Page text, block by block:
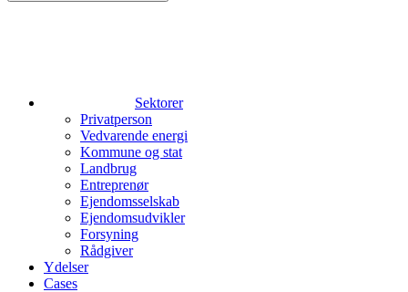
Sektorer
Privatperson
Vedvarende energi
Kommune og stat
Landbrug
Entreprenør
Ejendomsselskab
Ejendomsudvikler
Forsyning
Rådgiver
Ydelser
Cases